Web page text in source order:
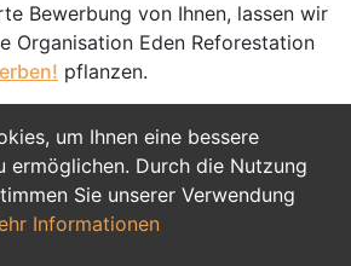
um Ihnen eine bessere
ermöglichen. Durch die Nutzung
Sie unserer Verwendung
Informationen
Bewerbung von Ihnen, lassen wir
Organisation Eden Reforestation
pflanzen.
Bewerben